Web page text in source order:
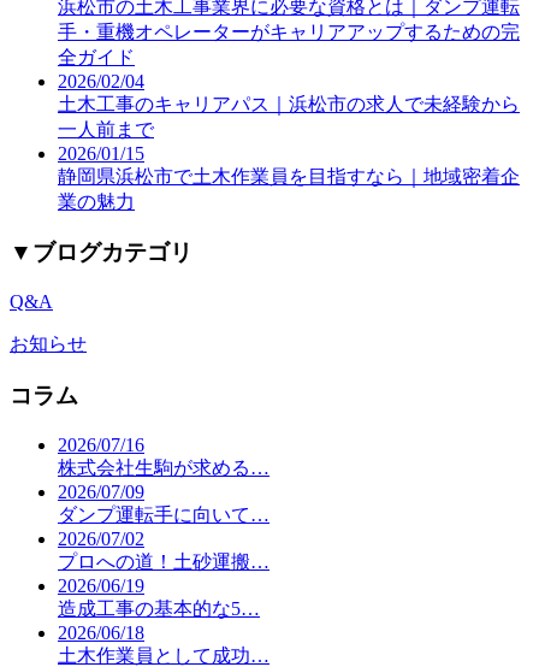
浜松市の土木工事業界に必要な資格とは｜ダンプ運転
手・重機オペレーターがキャリアアップするための完
全ガイド
2026/02/04
土木工事のキャリアパス｜浜松市の求人で未経験から
一人前まで
2026/01/15
静岡県浜松市で土木作業員を目指すなら｜地域密着企
業の魅力
▼ ブログカテゴリ
Q&A
お知らせ
コラム
2026/07/16
株式会社生駒が求める…
2026/07/09
ダンプ運転手に向いて…
2026/07/02
プロへの道！土砂運搬…
2026/06/19
造成工事の基本的な5…
2026/06/18
土木作業員として成功…